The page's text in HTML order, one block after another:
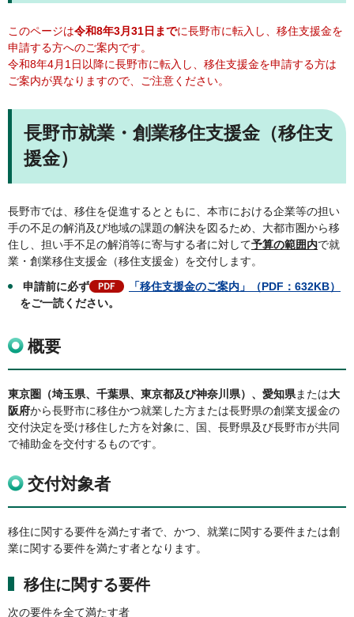
このページは令和8年3月31日までに長野市に転入し、移住支援金を
申請する方へのご案内です。
令和8年4月1日以降に長野市に転入し、移住支援金を申請する方は
ご案内が異なりますので、ご注意ください。
長野市就業・創業移住支援金（移住支
援金）
長野市では、移住を促進するとともに、本市における企業等の担い
手の不足の解消及び地域の課題の解決を図るため、大都市圏から移
住し、担い手不足の解消等に寄与する者に対して予算の範囲内で就
業・創業移住支援金（移住支援金）を交付します。
申請前に必ず
「移住支援金のご案内」（PDF：632KB）
をご一読ください。
概要
東京圏（埼玉県、千葉県、東京都及び神奈川県）、愛知県または大
阪府から長野市に移住かつ就業した方または長野県の創業支援金の
交付決定を受け移住した方を対象に、国、長野県及び長野市が共同
で補助金を交付するものです。
交付対象者
移住に関する要件を満たす者で、かつ、就業に関する要件または創
業に関する要件を満たす者となります。
移住に関する要件
次の要件を全て満たす者